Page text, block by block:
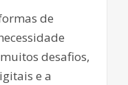
de
desafios,
e a